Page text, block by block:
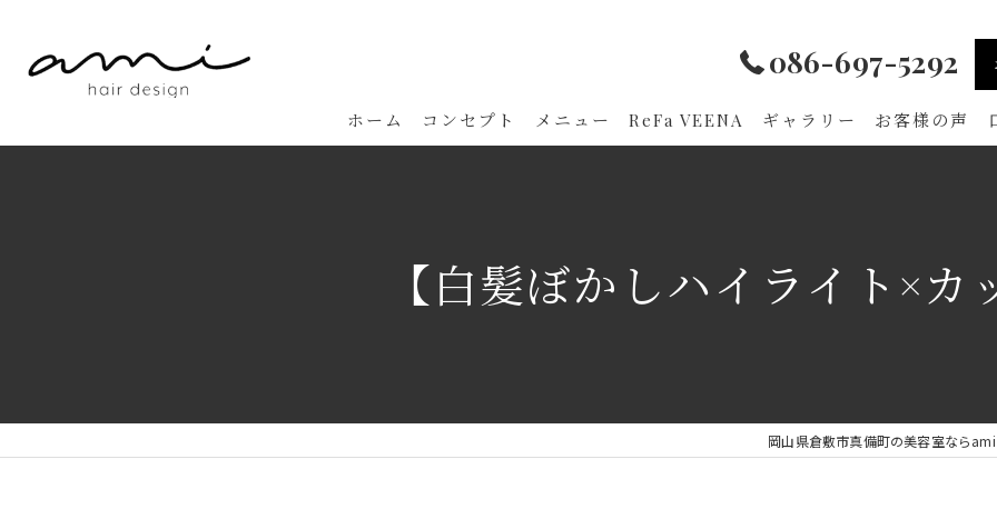
086-697-5292
ホーム コンセプト メニュー ReFa VEENA ギャラリー お客様の声
【白髪ぼかしハイライト×カ
岡山県倉敷市真備町の美容室なら